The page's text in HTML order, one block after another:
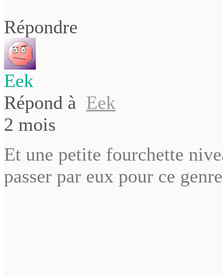
Répondre
Eek
Répond à Eek
2 mois
Et une petite fourchette
passer par eux pour ce